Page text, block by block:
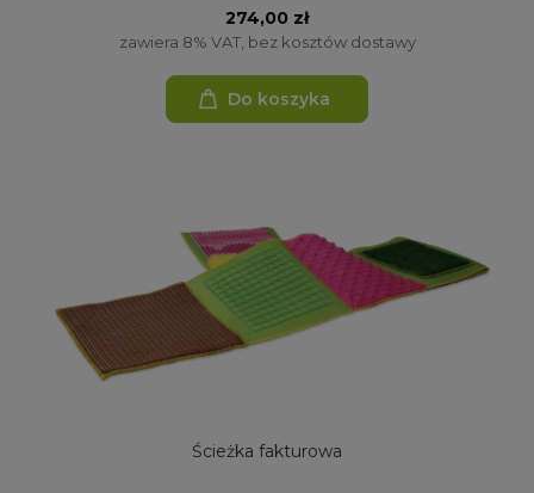
274,00 zł
zawiera 8% VAT, bez kosztów dostawy
Do koszyka
Ścieżka fakturowa